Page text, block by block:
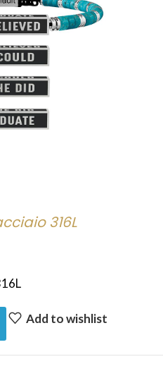
316L
Add to wishlist